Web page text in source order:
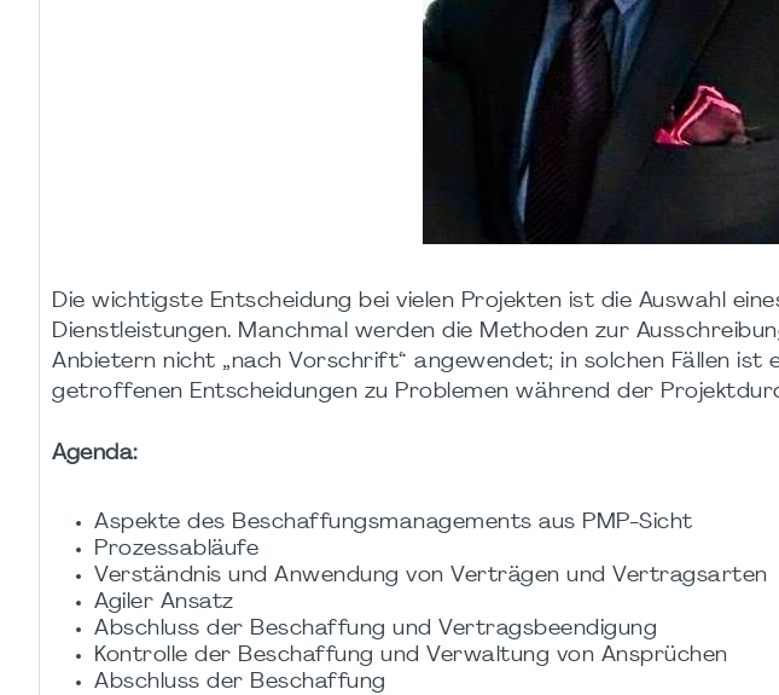
Die wichtigste Entscheidung bei vielen Projekten ist die Auswahl
Dienstleistungen. Manchmal werden die Methoden zur
Anbietern nicht „nach Vorschrift“ angewendet; in solchen Fällen ist
getroffenen Entscheidungen zu Problemen während der
Agenda:
Aspekte des Beschaffungsmanagements aus PMP-Sicht
Prozessabläufe
Verständnis und Anwendung von Verträgen und Vertragsarten
Agiler Ansatz
Abschluss der Beschaffung und Vertragsbeendigung
Kontrolle der Beschaffung und Verwaltung von Ansprüchen
Abschluss der Beschaffung